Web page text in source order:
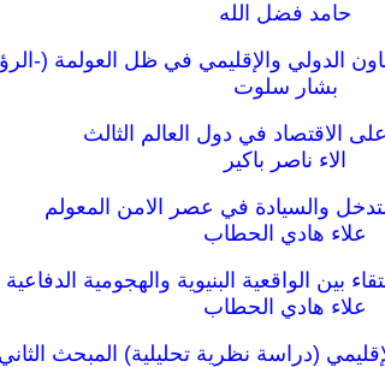
حامد فضل الله
الدولي والإقليمي في ظل العولمة (-
بشار سلوت
على الاقتصاد في دول العالم الثالث
الاء ناصر باكير
والسيادة في عصر الامن المعولم
علاء هادي الحطاب
بين الواقعية البنيوية والهجومية الدفاعية
علاء هادي الحطاب
(دراسة نظرية تحليلية) المبحث